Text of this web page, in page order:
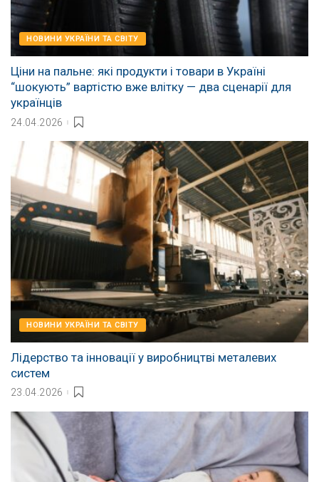
НОВИНИ УКРАЇНИ ТА СВІТУ
Ціни на пальне: які продукти і товари в Україні
“шокують” вартістю вже влітку — два сценарії для
українців
24.04.2026
НОВИНИ УКРАЇНИ ТА СВІТУ
Лідерство та інновації у виробництві металевих
систем
23.04.2026